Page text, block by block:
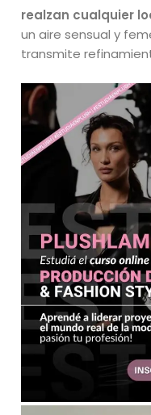
realzan cualquier
un aire sensual y
transmite